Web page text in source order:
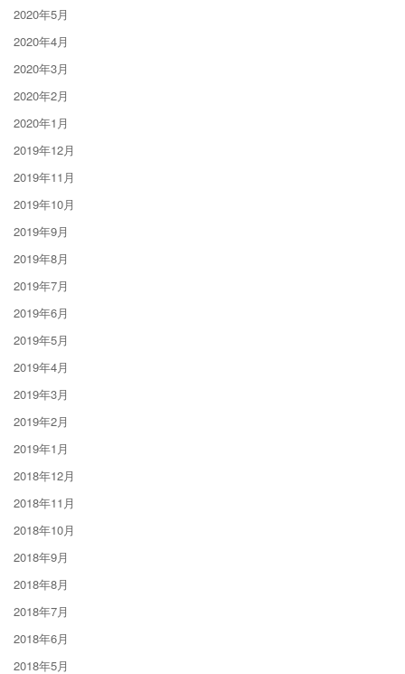
2020年5月
2020年4月
2020年3月
2020年2月
2020年1月
2019年12月
2019年11月
2019年10月
2019年9月
2019年8月
2019年7月
2019年6月
2019年5月
2019年4月
2019年3月
2019年2月
2019年1月
2018年12月
2018年11月
2018年10月
2018年9月
2018年8月
2018年7月
2018年6月
2018年5月